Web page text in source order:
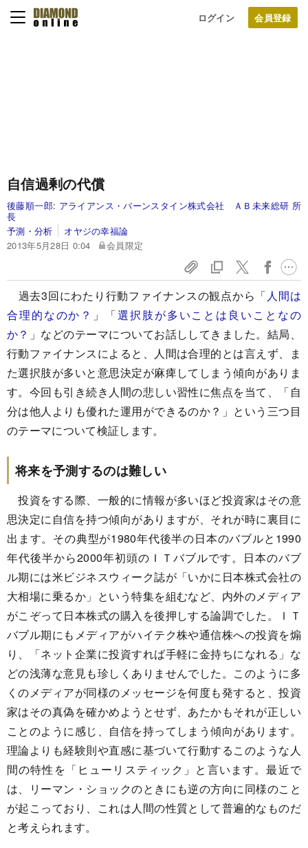
ログイン
自信過剰の代償
後藤順一郎: アライアンス・バーンスタイン株式会社 ＡＢ未来総研 所
長
予測・分析
オヤジの幸福論
2013年5月28日 0:04
会員限定
過去3回にわたり行動ファイナンスの観点から「人間は
合理的なのか？ 」「選択肢が多いことは良いことなの
か？ 」などのテーマについてお話ししてきました。結局、
行動ファイナンスによると、人間は合理的とは言えず、ま
た選択肢が多いと意思決定が麻痺してしまう傾向がありま
す。今回も引き続き人間の悲しい習性に焦点を当て、「自
分は他人よりも優れた運用ができるのか？」という三つ目
のテーマについて検証します。
将来を予測するのは難しい
投資をする際、一般的に情報が多いほど投資家はその意
思決定に自信を持つ傾向がありますが、それが時に裏目に
出ます。その典型が1980年代後半の日本のバブルと1990
年代後半から2000年初頭のＩＴバブルです。日本のバブ
ル期には米ビジネスウィーク誌が「いかに日本株式会社の
大相場に乗るか」という特集を組むなど、内外のメディア
がこぞって日本株式の購入を後押しする論調でした。ＩＴ
バブル期にもメディアがハイテク株や通信株への投資を煽
り、「ネット企業に投資すれば手軽に金持ちになれる」な
どの浅薄な意見も珍しくありませんでした。このように多
くのメディアが同様のメッセージを何度も発すると、投資
家はその真偽を確かめようとせず、あたかもそれが正しい
ことのように感じ、自信を持ってしまう傾向があります。
理論よりも経験則や直感に基づいて行動するこのような人
間の特性を「ヒューリスティック」と言います。最近で
は、リーマン・ショックのときにも逆の方向に同様のこと
が起こっており、これは人間の性質として普遍的なものだ
と考えられます。